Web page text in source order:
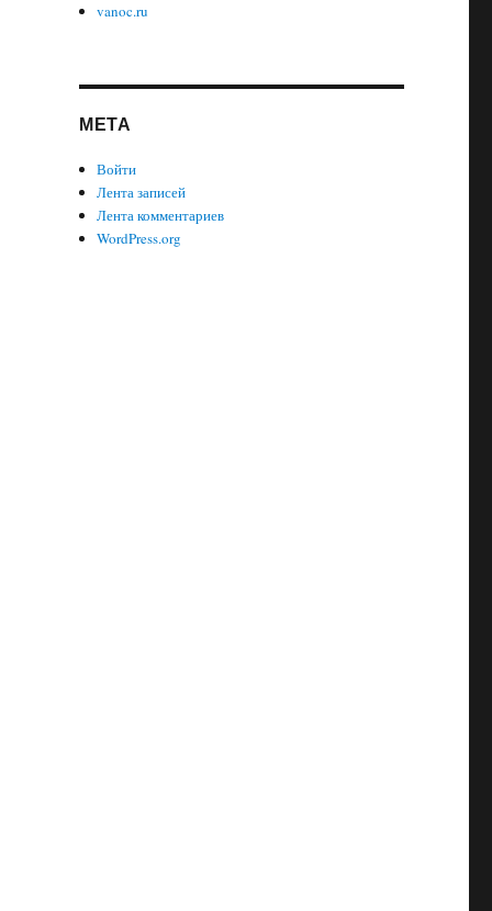
vanoc.ru
МЕТА
Войти
Лента записей
Лента комментариев
WordPress.org